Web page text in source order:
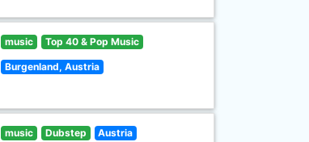
music Top 40 & Pop Music
Burgenland, Austria
music Dubstep Austria